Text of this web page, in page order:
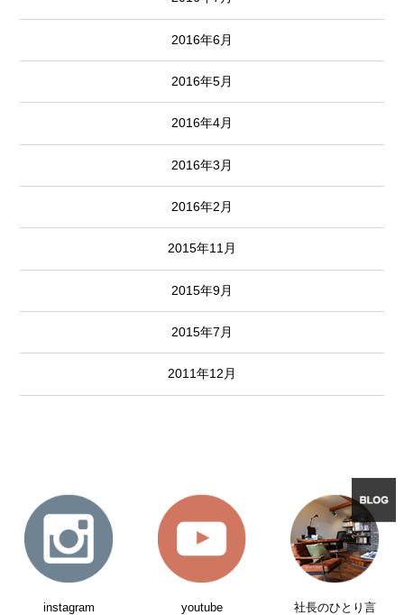
2016年6月
2016年5月
2016年4月
2016年3月
2016年2月
2015年11月
2015年9月
2015年7月
2011年12月
instagram youtube 社長のひとり言